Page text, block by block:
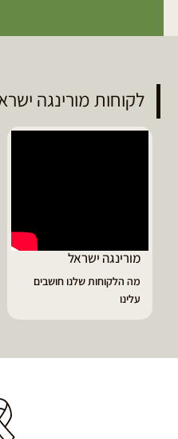
לקוחות מורינגה
ממליץ על מוצרי